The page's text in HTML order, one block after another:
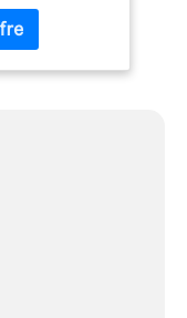
Portée
et
tous les
polyester
sportif,
et
Coutures